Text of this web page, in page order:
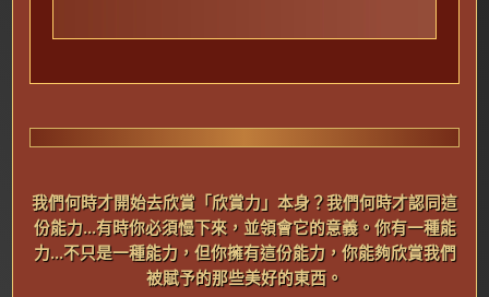
我們何時才開始去欣賞「欣賞力」本身？我們何時才認同這
份能力...有時你必須慢下來，並領會它的意義。你有一種能
力...不只是一種能力，但你擁有這份能力，你能夠欣賞我們
被賦予的那些美好的東西。